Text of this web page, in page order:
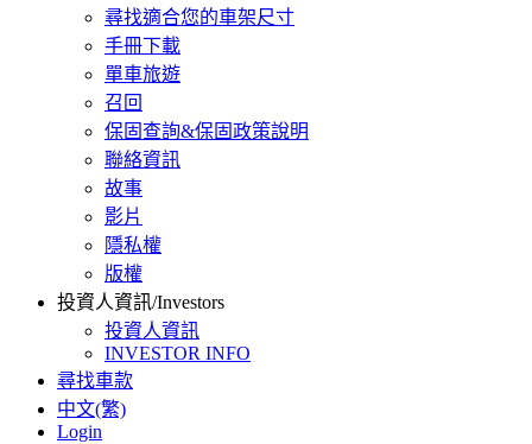
尋找適合您的車架尺寸
手冊下載
單車旅遊
召回
保固查詢&保固政策說明
聯絡資訊
故事
影片
隱私權
版權
投資人資訊/Investors
投資人資訊
INVESTOR INFO
尋找車款
中文(繁)
Login